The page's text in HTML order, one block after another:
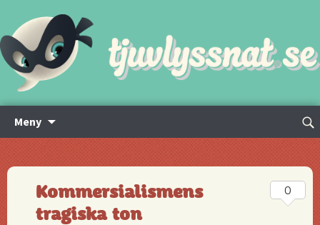
Meny
innehåll
Sök
Kommersialismens
tragiska ton
0